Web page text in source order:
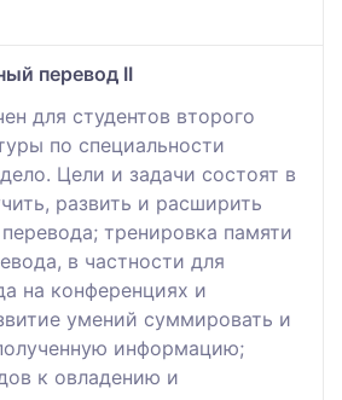
перевод II
для студентов второго
по специальности
Цели и задачи состоят в
развить и расширить
тренировка памяти
в частности для
на конференциях и
умений суммировать и
информацию;
к овладению и